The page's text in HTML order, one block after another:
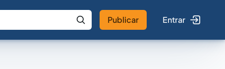
IA Buscar no Jus
Publicar Entrar